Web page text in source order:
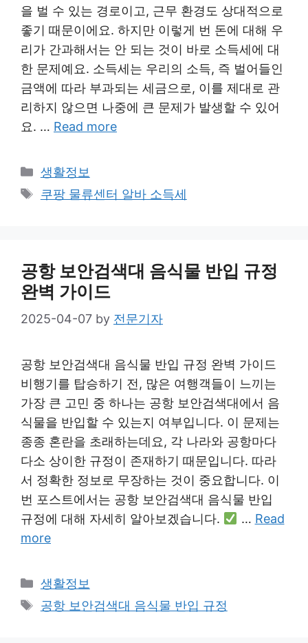
을 벌 수 있는 경로이고, 근무 환경도 상대적으로
좋기 때문이에요. 하지만 이렇게 번 돈에 대해 우
리가 간과해서는 안 되는 것이 바로 소득세에 대
한 문제예요. 소득세는 우리의 소득, 즉 벌어들인
금액에 따라 부과되는 세금으로, 이를 제대로 관
리하지 않으면 나중에 큰 문제가 발생할 수 있어
요. … Read more
Categories
생활정보
Tags
쿠팡 물류센터 알바 소득세
공항 보안검색대 음식물 반입 규정
완벽 가이드
2025-04-07 by 전문기자
공항 보안검색대 음식물 반입 규정 완벽 가이드
비행기를 탑승하기 전, 많은 여행객들이 느끼는
가장 큰 고민 중 하나는 공항 보안검색대에서 음
식물을 반입할 수 있는지 여부입니다. 이 문제는
종종 혼란을 초래하는데요, 각 나라와 공항마다
다소 상이한 규정이 존재하기 때문입니다. 따라
서 정확한 정보로 무장하는 것이 중요합니다. 이
번 포스트에서는 공항 보안검색대 음식물 반입
규정에 대해 자세히 알아보겠습니다.
… Read
more
Categories
생활정보
Tags
공항 보안검색대 음식물 반입 규정